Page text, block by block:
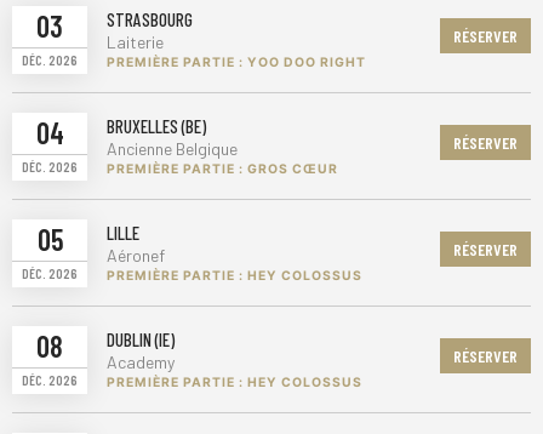
03
DÉC. 2026
STRASBOURG
Laiterie
PREMIÈRE PARTIE : YOO DOO RIGHT
RÉSERVER
04
DÉC. 2026
BRUXELLES (BE)
Ancienne Belgique
PREMIÈRE PARTIE : GROS CŒUR
RÉSERVER
05
DÉC. 2026
LILLE
Aéronef
PREMIÈRE PARTIE : HEY COLOSSUS
RÉSERVER
08
DÉC. 2026
DUBLIN (IE)
Academy
PREMIÈRE PARTIE : HEY COLOSSUS
RÉSERVER